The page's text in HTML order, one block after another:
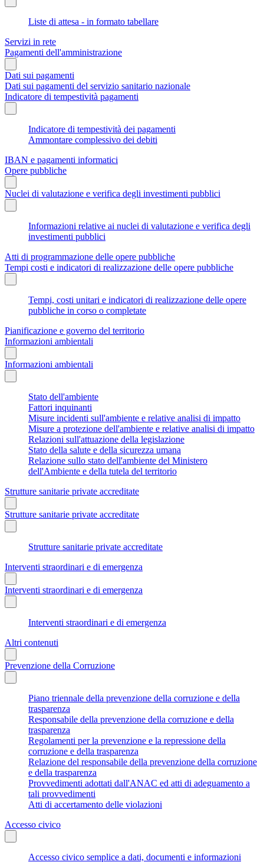
Liste di attesa - in formato tabellare
Servizi in rete
Pagamenti dell'amministrazione
Dati sui pagamenti
Dati sui pagamenti del servizio sanitario nazionale
Indicatore di tempestività pagamenti
Indicatore di tempestività dei pagamenti
Ammontare complessivo dei debiti
IBAN e pagamenti informatici
Opere pubbliche
Nuclei di valutazione e verifica degli investimenti pubblici
Informazioni relative ai nuclei di valutazione e verifica degli
investimenti pubblici
Atti di programmazione delle opere pubbliche
Tempi costi e indicatori di realizzazione delle opere pubbliche
Tempi, costi unitari e indicatori di realizzazione delle opere
pubbliche in corso o completate
Pianificazione e governo del territorio
Informazioni ambientali
Informazioni ambientali
Stato dell'ambiente
Fattori inquinanti
Misure incidenti sull'ambiente e relative analisi di impatto
Misure a protezione dell'ambiente e relative analisi di impatto
Relazioni sull'attuazione della legislazione
Stato della salute e della sicurezza umana
Relazione sullo stato dell'ambiente del Ministero
dell'Ambiente e della tutela del territorio
Strutture sanitarie private accreditate
Strutture sanitarie private accreditate
Strutture sanitarie private accreditate
Interventi straordinari e di emergenza
Interventi straordinari e di emergenza
Interventi straordinari e di emergenza
Altri contenuti
Prevenzione della Corruzione
Piano triennale della prevenzione della corruzione e della
trasparenza
Responsabile della prevenzione della corruzione e della
trasparenza
Regolamenti per la prevenzione e la repressione della
corruzione e della trasparenza
Relazione del responsabile della prevenzione della corruzione
e della trasparenza
Provvedimenti adottati dall'ANAC ed atti di adeguamento a
tali provvedimenti
Atti di accertamento delle violazioni
Accesso civico
Accesso civico semplice a dati, documenti e informazioni